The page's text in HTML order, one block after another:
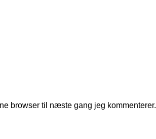
browser til næste gang jeg kommenterer.